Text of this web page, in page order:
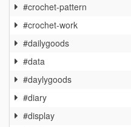
#crochet-pattern
#crochet-work
#dailygoods
#data
#daylygoods
#diary
#display